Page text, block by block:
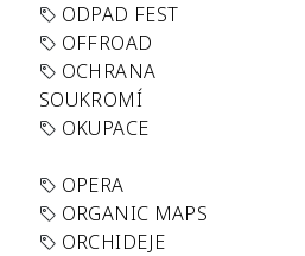
ODPAD FEST
OFFROAD
OCHRANA
SOUKROMÍ
OKUPACE
OPERA
ORGANIC MAPS
ORCHIDEJE